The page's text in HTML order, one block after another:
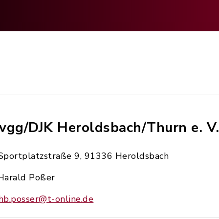
DJK Heroldsbach/Thurn e. V.
9, 91336 Heroldsbach
Poßer
online.de